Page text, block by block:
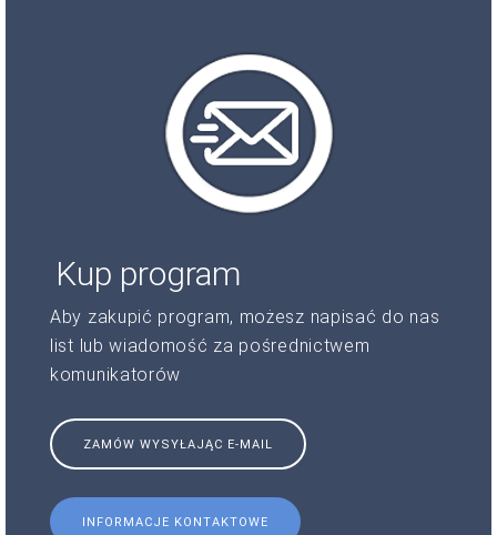
Kup program
Aby zakupić program, możesz napisać do nas
list lub wiadomość za pośrednictwem
komunikatorów
ZAMÓW WYSYŁAJĄC E-MAIL
INFORMACJE KONTAKTOWE